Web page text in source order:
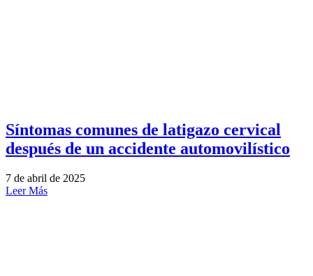
Síntomas comunes de latigazo cervical
después de un accidente automovilístico
7 de abril de 2025
Leer Más